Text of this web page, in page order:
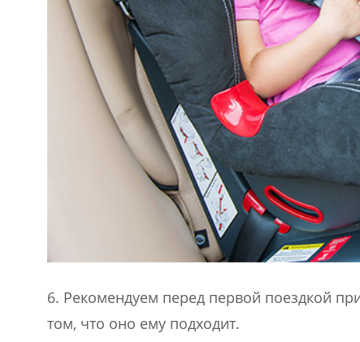
6. Рекомендуем перед первой поездкой
том, что оно ему подходит.